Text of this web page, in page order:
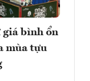
giá bình ổn
mùa tựu